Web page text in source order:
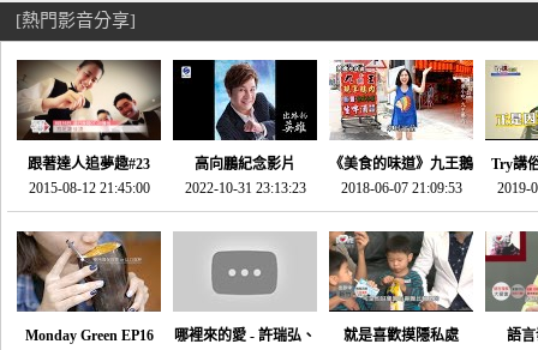
宅速配20230119
[熱門影音分享]
跟著達人追夢趣#23
promo-我想開間咖啡
館(謝佳凌)
2015-08-12 21:45:00
高向鵬紀念影片
2022-10-31 23:13:23
《美食的味道》九王鵝
肉
2018-06-07 21:09:53
Try講
2019-
Monday Green EP16
哪裡來的愛 - 許瑞弘、
就是喜歡摸隱私處
語